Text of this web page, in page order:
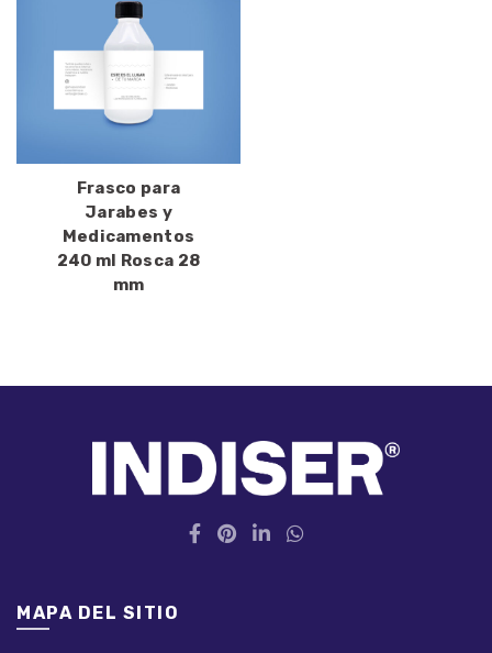
Frasco para
Jarabes y
Medicamentos
240 ml Rosca 28
mm
MAPA DEL SITIO